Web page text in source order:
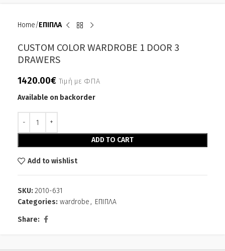
Home ΕΠΙΠΛΑ
CUSTOM COLOR WARDROBE 1 DOOR 3
DRAWERS
1420.00€ Τιμή με ΦΠΑ
Available on backorder
ADD TO CART
Add to wishlist
SKU: 2010-631
Categories: wardrobe, ΕΠΙΠΛΑ
Share: